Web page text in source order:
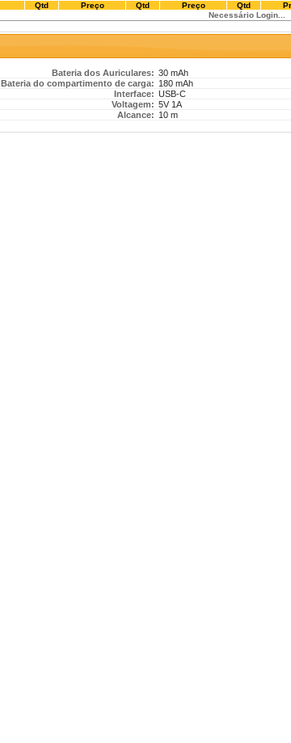
Qtd Preço Qtd Preço Qtd
Necessário Login...
Bateria dos Auriculares: 30 mAh
Bateria do compartimento de carga: 180 mAh
Interface: USB-C
Voltagem: 5V 1A
Alcance: 10 m